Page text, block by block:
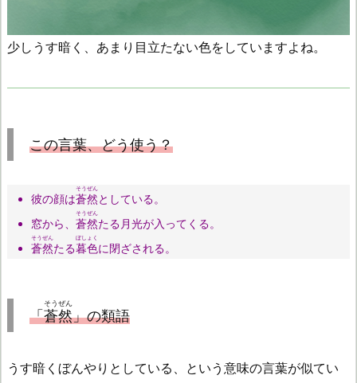
少しうす暗く、あまり目立たない色をしていますよね。
この言葉、どう使う？
彼の顔は蒼然
そうぜん
としている。
窓から、 蒼然
そうぜん
たる月光が入ってくる。
蒼然
そうぜん
たる暮色
ぼしょく
に閉ざされる。
「蒼然
そうぜん
」の類語
うす暗くぼんやりとしている、という意味の言葉が似てい